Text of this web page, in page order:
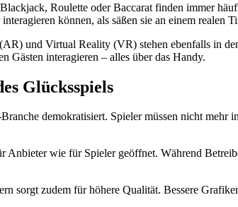
Roulette oder Baccarat finden immer
können, als säßen sie an einem realen
und Virtual Reality (VR) stehen ebenfalls in
Gästen interagieren – alles über das Handy.
Glücksspiels
demokratisiert. Spieler müssen nicht mehr
Anbieter wie für Spieler geöffnet. Während
sorgt zudem für höhere Qualität. Bessere